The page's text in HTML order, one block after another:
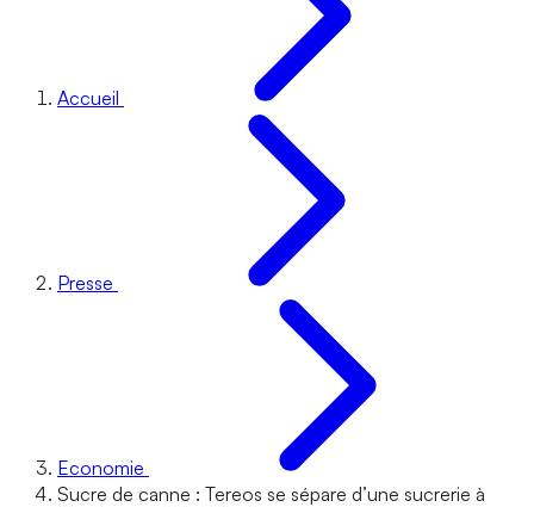
Accueil
Presse
Economie
Sucre de canne : Tereos se sépare d’une sucrerie à